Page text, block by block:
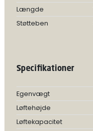
Længde
Støtteben
Specifikationer
Egenvægt
Løftehøjde
Løftekapacitet